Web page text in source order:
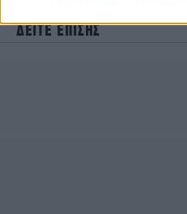
ΔΕΙΤΕ ΕΠΙΣΗΣ